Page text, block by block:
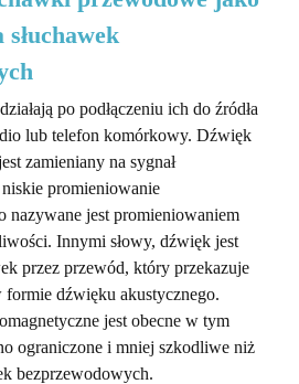
po podłączeniu ich do źródła
lub telefon komórkowy. Dźwięk
zamieniany na sygnał
promieniowanie
nazywane jest promieniowaniem
Innymi słowy, dźwięk jest
przez przewód, który przekazuje
formie dźwięku akustycznego.
jest obecne w tym
ograniczone i mniej szkodliwe niż
bezprzewodowych.